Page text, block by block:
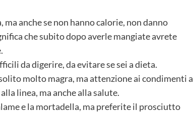
ma anche se non hanno calorie, non danno
che subito dopo averle mangiate avrete
da digerire, da evitare se sei a dieta.
molto magra, ma attenzione ai condimenti a
linea, ma anche alla salute.
e la mortadella, ma preferite il prosciutto